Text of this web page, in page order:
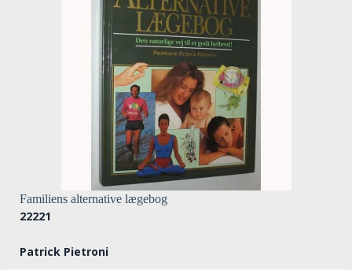
Familiens alternative lægebog
22221
Patrick Pietroni